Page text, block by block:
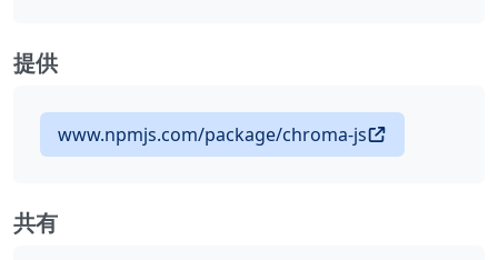
提供
www.npmjs.com/package/chroma-js
共有